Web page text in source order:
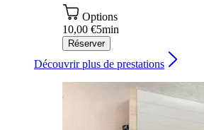
Options
10,00 €5min
Réserver
Découvrir plus de prestations